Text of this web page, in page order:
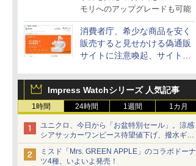
モリへのアップグレードも可能
消費者庁、希少な商品を安く
販売すると見せかける偽通販
サイトに注意喚起、サイト名
Impress Watchシリーズ 人気記事
1時間 24時間 1週間 1カ月
ユニクロ、今日から「お盆特別セール」。涼感
シアサッカーワンピース待望値下げ、撥水ギア
ショーツは1990円に
ミスド「Mrs. GREEN APPLE」のコラボドーナ
ツ4種、いよいよ発売！